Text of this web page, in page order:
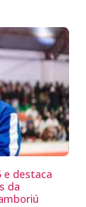
e destaca
da